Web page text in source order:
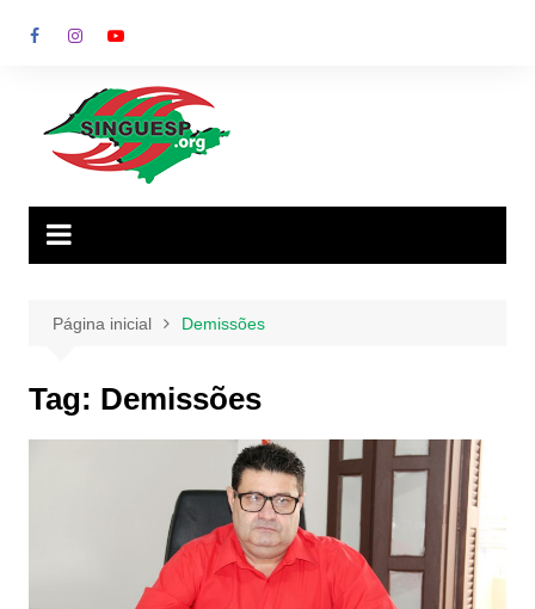
para
Página inicial Demissões
Tag: Demissões